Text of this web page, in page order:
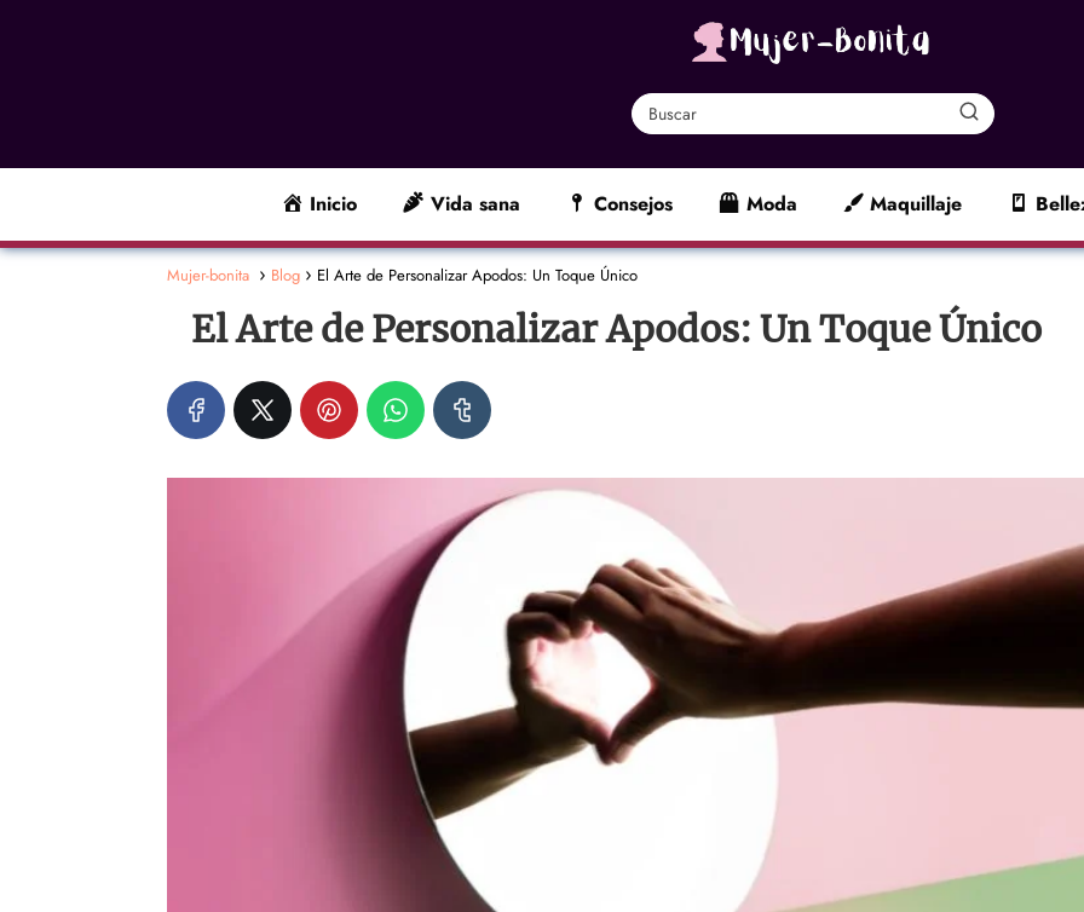
Inicio Vida sana Consejos Moda Maquillaje
Mujer-bonita Blog El Arte de Personalizar Apodos: Un Toque Único
El Arte de Personalizar Apodos: Un Toque Único